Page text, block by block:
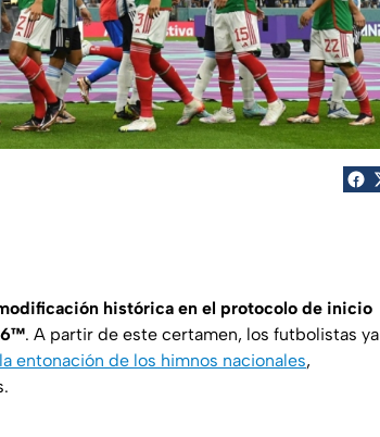
histórica en el protocolo de inicio
. A partir de este certamen, los futbolistas ya
la entonación de los himnos nacionales,